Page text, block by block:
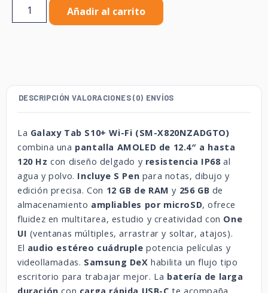
Añadir al carrito
DESCRIPCIÓN VALORACIONES (0) ENVÍOS
La Galaxy Tab S10+ Wi-Fi (SM-X820NZADGTO)
combina una pantalla AMOLED de 12.4″ a hasta
120 Hz con diseño delgado y resistencia IP68al
agua y polvo. Incluye S Pen para notas, dibujo y
edición precisa. Con 12 GB de RAM y 256 GB de
almacenamiento ampliables por microSD, ofrece
fluidez en multitarea, estudio y creatividad con One
UI (ventanas múltiples, arrastrar y soltar, atajos).
El audio estéreo cuádruple potencia películas y
videollamadas. Samsung DeX habilita un flujo tipo
escritorio para trabajar mejor. La batería de larga